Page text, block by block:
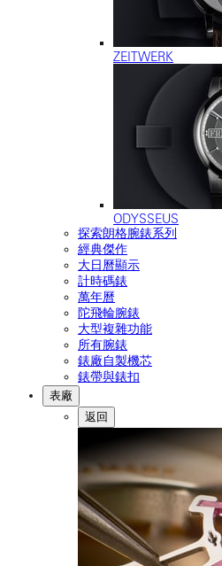
ZEITWERK
ODYSSEUS
探索朗格腕錶系列
經典傑作
大日曆顯示
計時碼錶
萬年曆
陀飛輪腕錶
大型複雜功能
所有腕錶
錶廠自製機芯
錶帶與錶扣
表廠
返回